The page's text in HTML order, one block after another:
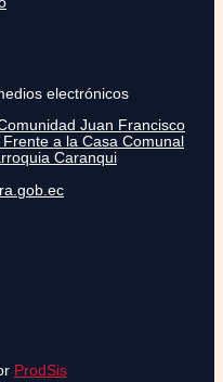
electrónicos
Juan Francisco
a la Casa Comunal
Caranqui
ProdSis